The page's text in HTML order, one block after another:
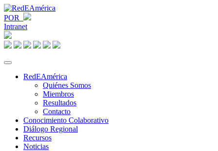
POR
Intranet
RedEAmérica
Quiénes Somos
Miembros
Resultados
Contacto
Conocimiento Colaborativo
Diálogo Regional
Recursos
Noticias